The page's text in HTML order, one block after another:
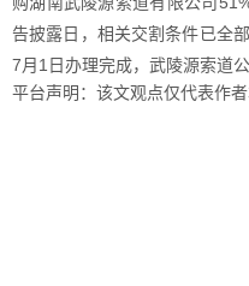
告披露日，相关交割条件已全
7月1日办理完成，武陵源索道
平台声明：该文观点仅代表作